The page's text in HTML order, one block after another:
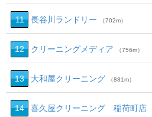
11 長谷川ランドリー （702m）
12 クリーニングメディア （756m）
13 大和屋クリーニング （881m）
14 喜久屋クリーニング 稲荷町店